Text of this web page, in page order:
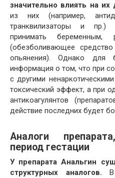
значительно влиять на их
из них (например,
транквилизаторы и пр.)
принимать
(обезболивающее
опьянения). Однако для
информация о том, что при
с другими
токсический эффект, а при
антикоагулянтов
действие последних будет
Аналоги
период гестации
У препарата Анальгин
структурных аналогов. В